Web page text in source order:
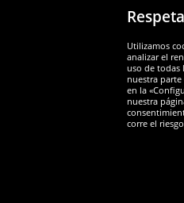
Widerruf
Utilizamos
analizar el
uso de todas
nuestra
en la
nuestra
corre el